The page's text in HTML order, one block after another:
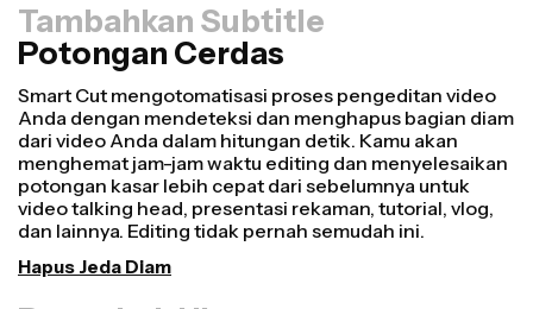
Tambahkan Subtitle
Potongan Cerdas
Pengubah Ukuran
Ubah ulang video lebih cepat dan buat tampilannya
lebih profesional dengan fitur Resize Canvas kami!
Hanya dalam beberapa klik, kamu bisa mengambil satu
video dan menyesuaikan ukurannya agar pas di setiap
platform lain, baik itu untuk TikTok, Youtube, Instagram,
Twitter, Linkedin, atau platform lainnya.
Ubah Ukuran Video